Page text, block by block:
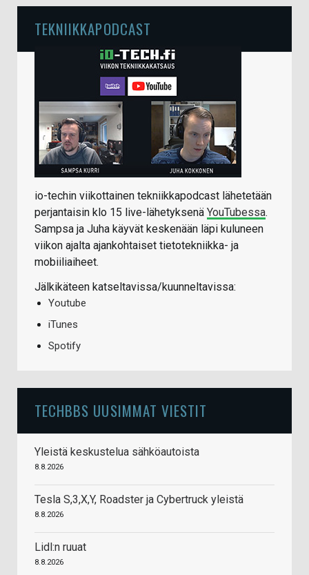
TEKNIIKKAPODCAST
io-techin viikottainen tekniikkapodcast lähetetään
perjantaisin klo 15 live-lähetyksenä YouTubessa.
Sampsa ja Juha käyvät keskenään läpi kuluneen
viikon ajalta ajankohtaiset tietotekniikka- ja
mobiiliaiheet.
Jälkikäteen katseltavissa/kuunneltavissa:
Youtube
iTunes
Spotify
TECHBBS UUSIMMAT VIESTIT
Yleistä keskustelua sähköautoista
8.8.2026
Tesla S,3,X,Y, Roadster ja Cybertruck yleistä
8.8.2026
Lidl:n ruuat
8.8.2026